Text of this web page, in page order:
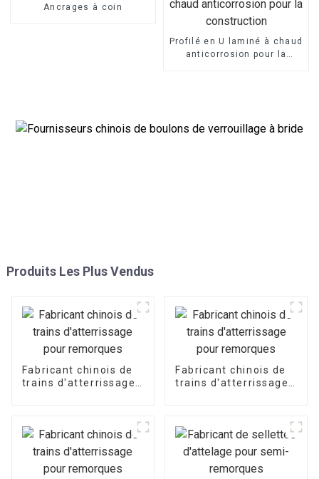
Ancrages à coin
Profilé en U laminé à chaud
anticorrosion pour la
Produits Les Plus Vendus
Fabricant chinois de
trains d'atterrissage
Fabricant chinois de
trains d'atterrissage